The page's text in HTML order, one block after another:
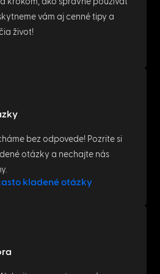
vám aj cenné tipy a
život!
bez odpovede! Pozrite si
otázky a nechajte nás
kladené otázky